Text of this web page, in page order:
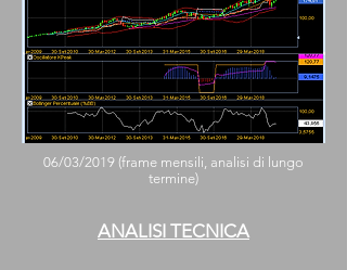
06/03/2019 (frame mensili, analisi di lungo
termine)
ANALISI TECNICA